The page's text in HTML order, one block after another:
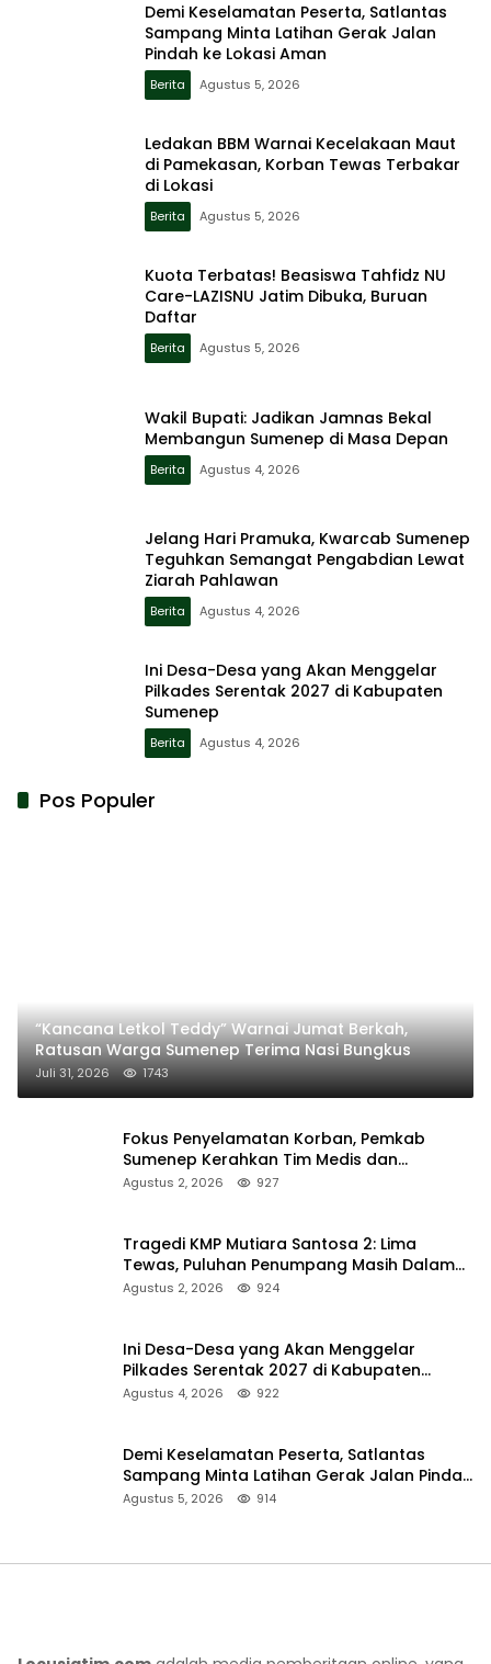
Demi Keselamatan Peserta, Satlantas
Sampang Minta Latihan Gerak Jalan
Pindah ke Lokasi Aman
Berita Agustus 5, 2026
Ledakan BBM Warnai Kecelakaan Maut
di Pamekasan, Korban Tewas Terbakar
di Lokasi
Berita Agustus 5, 2026
Kuota Terbatas! Beasiswa Tahfidz NU
Care-LAZISNU Jatim Dibuka, Buruan
Daftar
Berita Agustus 5, 2026
Wakil Bupati: Jadikan Jamnas Bekal
Membangun Sumenep di Masa Depan
Berita Agustus 4, 2026
Jelang Hari Pramuka, Kwarcab Sumenep
Teguhkan Semangat Pengabdian Lewat
Ziarah Pahlawan
Berita Agustus 4, 2026
Ini Desa-Desa yang Akan Menggelar
Pilkades Serentak 2027 di Kabupaten
Sumenep
Berita Agustus 4, 2026
Pos Populer
“Kancana Letkol Teddy” Warnai Jumat Berkah,
Ratusan Warga Sumenep Terima Nasi Bungkus
Juli 31, 2026 1743
Fokus Penyelamatan Korban, Pemkab
Sumenep Kerahkan Tim Medis dan
Ambulans ke Pelabuhan Kalianget
Agustus 2, 2026 927
Tragedi KMP Mutiara Santosa 2: Lima
Tewas, Puluhan Penumpang Masih Dalam
Pencarian
Agustus 2, 2026 924
Ini Desa-Desa yang Akan Menggelar
Pilkades Serentak 2027 di Kabupaten
Sumenep
Agustus 4, 2026 922
Demi Keselamatan Peserta, Satlantas
Sampang Minta Latihan Gerak Jalan Pindah
ke Lokasi Aman
Agustus 5, 2026 914